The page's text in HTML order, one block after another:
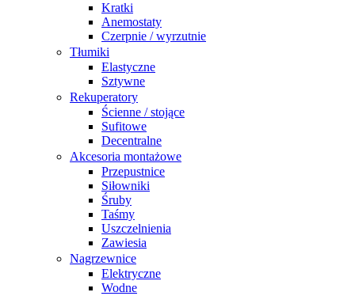
Kratki
Anemostaty
Czerpnie / wyrzutnie
Tłumiki
Elastyczne
Sztywne
Rekuperatory
Ścienne / stojące
Sufitowe
Decentralne
Akcesoria montażowe
Przepustnice
Siłowniki
Śruby
Taśmy
Uszczelnienia
Zawiesia
Nagrzewnice
Elektryczne
Wodne